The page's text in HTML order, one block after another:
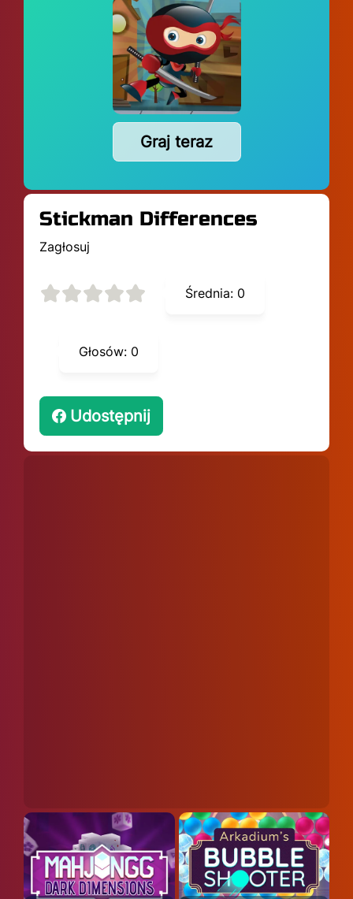
Graj teraz
Stickman Differences
Zagłosuj
Średnia: 0
Głosów: 0
Udostępnij